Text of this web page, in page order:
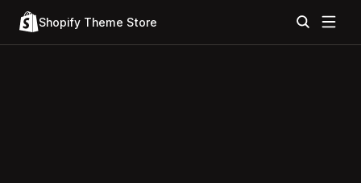
Shopify Theme Store